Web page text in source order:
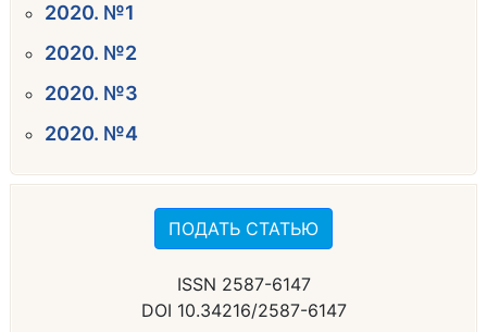
ПОДАТЬ СТАТЬЮ
ISSN 2587-6147
DOI 10.34216/2587-6147
2020. №1
2020. №2
2020. №3
2020. №4